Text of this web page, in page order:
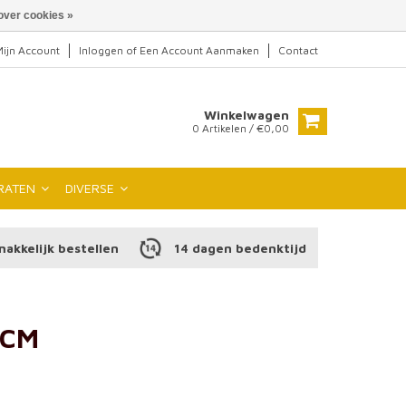
Account Inloggen of Een Account Aanmaken Contact
Winkelwagen
0 Artikelen / €0,00
DIVERSE
bestellen 14 dagen bedenktijd
cookies »